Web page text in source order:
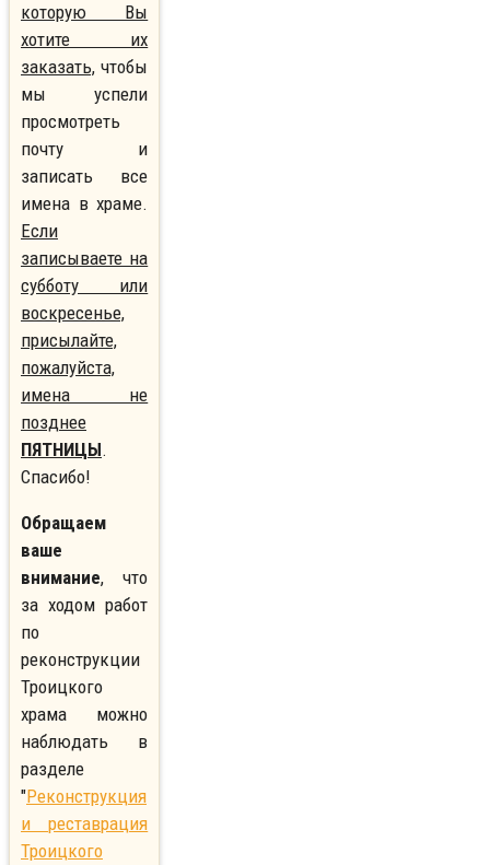
которую Вы
хотите их
заказать, чтобы
мы успели
просмотреть
почту и
записать все
имена в храме.
Если
записываете на
субботу или
воскресенье,
присылайте,
пожалуйста,
имена не
позднее
ПЯТНИЦЫ.
Спасибо!
Обращаем
ваше
внимание, что
за ходом работ
по
реконструкции
Троицкого
храма можно
наблюдать в
разделе
"Реконструкция
и реставрация
Троицкого